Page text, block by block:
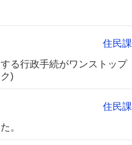
住民課
る行政手続がワンストップ
)
住民課
。